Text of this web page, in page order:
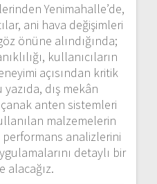
Yenimahalle’de,
ani hava değişimleri
önüne alındığında;
kullanıcıların
açısından kritik
yazıda, dış mekân
çanak anten sistemleri
malzemelerin
performans analizlerini
detaylı bir
alacağız.